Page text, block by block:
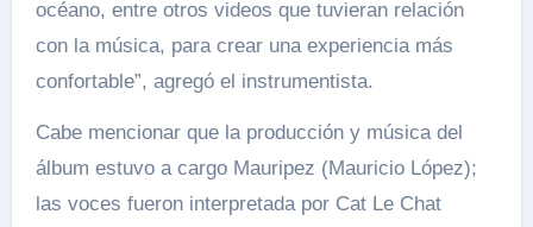
océano, entre otros videos que tuvieran relación
con la música, para crear una experiencia más
confortable”, agregó el instrumentista.
Cabe mencionar que la producción y música del
álbum estuvo a cargo Mauripez (Mauricio López);
las voces fueron interpretada por Cat Le Chat